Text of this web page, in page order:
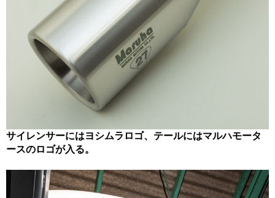
サイレンサーにはヨシムラロゴ、テールにはマルハモータ
ースのロゴが入る。